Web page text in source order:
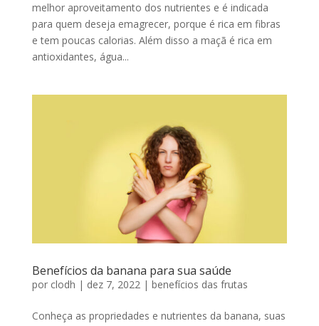
melhor aproveitamento dos nutrientes e é indicada
para quem deseja emagrecer, porque é rica em fibras
e tem poucas calorias. Além disso a maçã é rica em
antioxidantes, água...
Benefícios da banana para sua saúde
por clodh | dez 7, 2022 | benefícios das frutas
Conheça as propriedades e nutrientes da banana, suas